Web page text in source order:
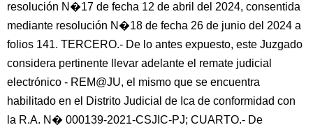
resolución N�17 de fecha 12 de abril del 2024, consentida
mediante resolución N�18 de fecha 26 de junio del 2024 a
folios 141. TERCERO.- De lo antes expuesto, este Juzgado
considera pertinente llevar adelante el remate judicial
electrónico - REM@JU, el mismo que se encuentra
habilitado en el Distrito Judicial de Ica de conformidad con
la R.A. N� 000139-2021-CSJIC-PJ; CUARTO.- De